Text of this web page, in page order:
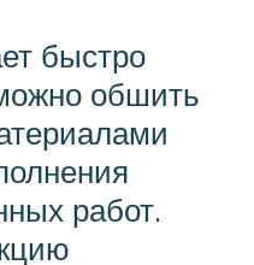
быстро
обшить
работ.